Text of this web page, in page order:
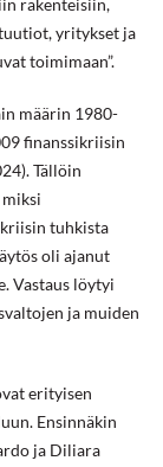
rakenteisiin,
yritykset ja
toimimaan”.
määrin 1980-
finanssikriisin
Tällöin
tuhkista
oli ajanut
Vastaus löytyi
ja muiden
erityisen
Ensinnäkin
ja Diliara